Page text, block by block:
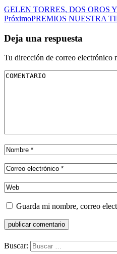
GELEN TORRES, DOS OROS
PróximoPREMIOS NUESTRA
Deja una respuesta
Tu dirección de correo electrónico
Guarda mi nombre, correo
Buscar: